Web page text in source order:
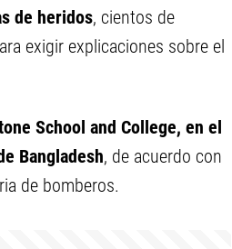
de heridos, cientos de
exigir explicaciones sobre el
School and College, en el
Bangladesh, de acuerdo con
de bomberos.